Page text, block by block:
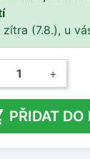
zítra (7.8.), u
+
PŘIDAT DO